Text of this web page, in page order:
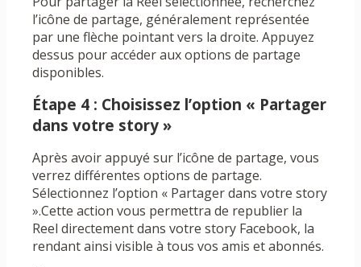
l’icône de partage, généralement représentée
par une flèche pointant vers la droite. Appuyez
dessus pour accéder aux options de partage
disponibles.
Étape 4 : Choisissez l’option « Partager
dans votre story »
Après avoir appuyé sur l’icône de partage, vous
verrez différentes options de partage.
Sélectionnez l’option « Partager dans votre story
».Cette action vous permettra de republier la
Reel directement dans votre story Facebook, la
rendant ainsi visible à tous vos amis et abonnés.